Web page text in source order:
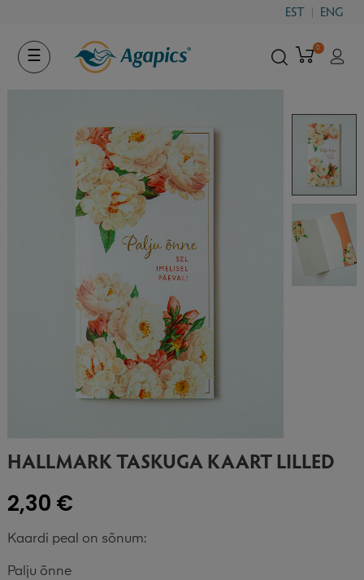
EST ENG
Toggle
navigation
☰
0
HALLMARK TASKUGA KAART LILLED
2,30 €
Kaardi peal on sõnum:
Palju õnne